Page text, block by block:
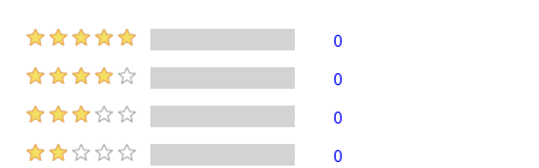
0
0
0
0